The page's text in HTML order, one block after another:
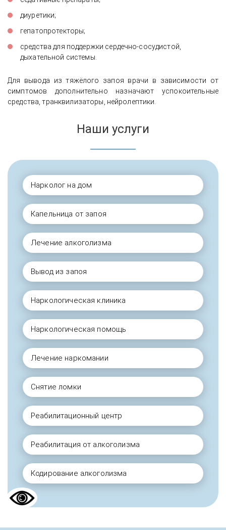
диуретики;
гепатопротекторы;
средства для поддержки сердечно-сосудистой,
дыхательной системы.
Для вывода из тяжёлого запоя врачи в зависимости от
симптомов дополнительно назначают успокоительные
средства, транквилизаторы, нейролептики.
Наши услуги
Нарколог на дом
Капельница от запоя
Лечение алкоголизма
Вывод из запоя
Наркологическая клиника
Наркологическая помощь
Лечение наркомании
Снятие ломки
Реабилитационный центр
Реабилитация от алкоголизма
Кодирование алкоголизма